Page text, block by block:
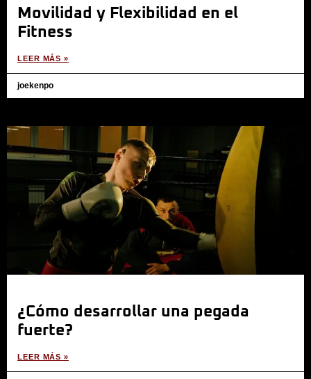
Movilidad y Flexibilidad en el
Fitness
LEER MÁS »
joekenpo
¿Cómo desarrollar una pegada
fuerte?
LEER MÁS »